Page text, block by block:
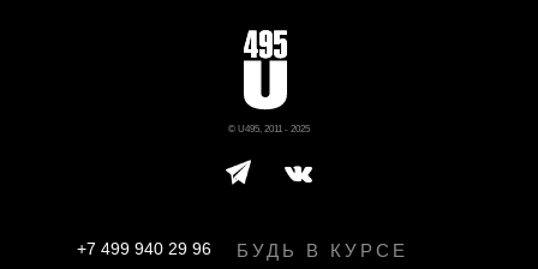
© U495, 2011 - 2025
+7 499 940 29 96 БУДЬ В КУРСЕ